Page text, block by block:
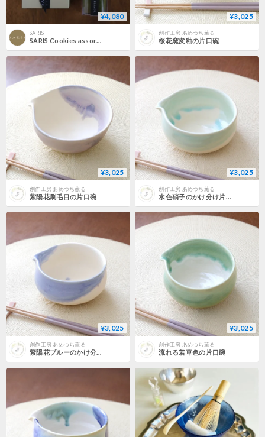
¥4,080
SARIS
SARIS Cookies assort - SAISON - | クッキーアソート3種フレーバー -セゾン -
¥3,025
創作工房 あめつち薫る
桜花窯変釉の片口碗
¥3,025
創作工房 あめつち薫る
紫陽花刷毛目の片口碗
¥3,025
創作工房 あめつち薫る
水色硝子のかけ分け片口碗
¥3,025
創作工房 あめつち薫る
紫陽花ブルーのかけ分け片口碗
¥3,025
創作工房 あめつち薫る
流れる若草色の片口碗